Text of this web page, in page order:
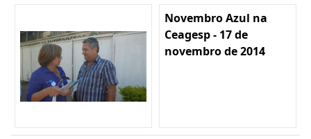
Novembro Azul na
Ceagesp - 17 de
novembro de 2014